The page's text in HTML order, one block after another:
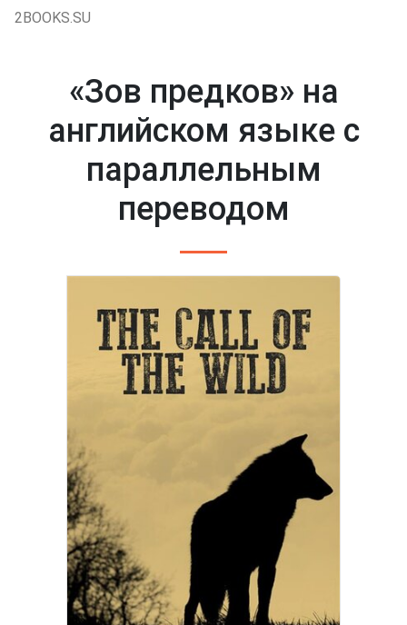
2BOOKS.SU
«Зов предков» на
английском языке с
параллельным
переводом